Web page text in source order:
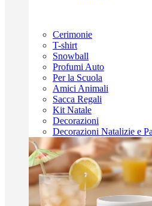
Cerimonie
T-shirt
Snowball
Profumi Auto
Per la Scuola
Amici Animali
Sacca Regali
Kit Natale
Decorazioni
Decorazioni Natalizie e